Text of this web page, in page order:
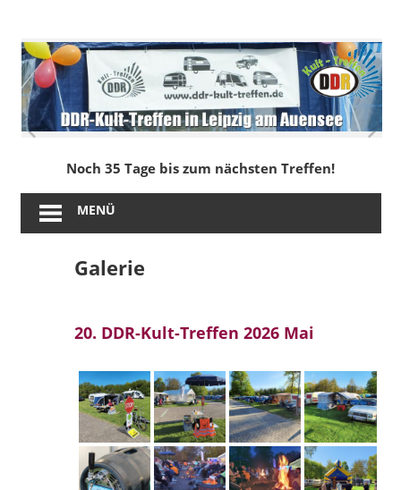
springen
DDR-
Kult-
Treffen
in
Leipzig
am
Noch 35 Tage bis zum nächsten Treffen!
MENÜ
Galerie
20. DDR-Kult-Treffen 2026 Mai